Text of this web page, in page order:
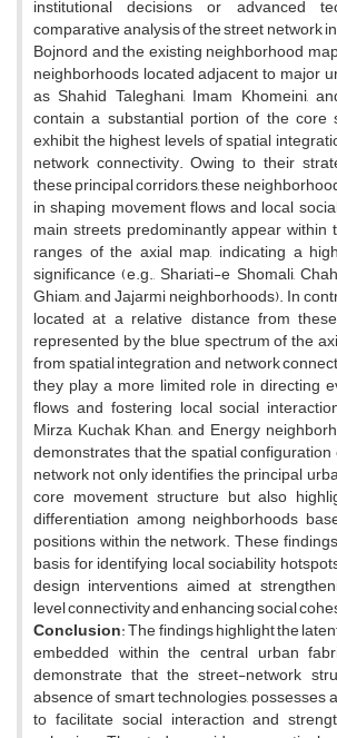
institutional decisions or advanced
comparative analysis of the street network
Bojnord and the existing neighborhood
neighborhoods located adjacent to major
as Shahid Taleghani, Imam Khomeini,
contain a substantial portion of the core
exhibit the highest levels of spatial
network connectivity. Owing to their
these principal corridors, these
in shaping movement flows and local
main streets predominantly appear
ranges of the axial map, indicating a
significance (e.g., Shariati-e Shomali,
Ghiam, and Jajarmi neighborhoods). In
located at a relative distance from
represented by the blue spectrum of the
from spatial integration and network
they play a more limited role in directing
flows and fostering local social
Mirza Kuchak Khan, and Energy
demonstrates that the spatial
network not only identifies the principal
core movement structure but also
differentiation among neighborhoods
positions within the network. These
basis for identifying local sociability
design interventions aimed at
level connectivity and enhancing social
Conclusion: The findings highlight the
embedded within the central urban
demonstrate that the street-network
absence of smart technologies, possesses
to facilitate social interaction and